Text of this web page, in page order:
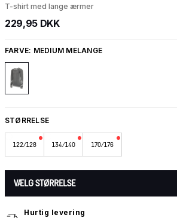
T-shirt med lange ærmer
229,95 DKK
FARVE: MEDIUM MELANGE
STØRRELSE
122/128 134/140 170/176
VÆLG STØRRELSE
Hurtig levering